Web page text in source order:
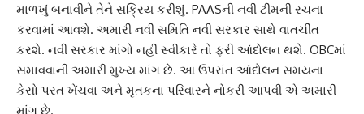
માળખું બનાવીને તેને સક્રિય કરીશું. PAASની નવી ટીમની રચના
કરવામાં આવશે. અમારી નવી સમિતિ નવી સરકાર સાથે વાતચીત
કરશે. નવી સરકાર માંગો નહીં સ્વીકારે તો ફરી આંદોલન થશે. OBCમાં
સમાવવાની અમારી મુખ્ય માંગ છે. આ ઉપરાંત આંદોલન સમયના
કેસો પરત ખેંચવા અને મૃતકના પરિવારને નોકરી આપવી એ અમારી
માંગ છે.